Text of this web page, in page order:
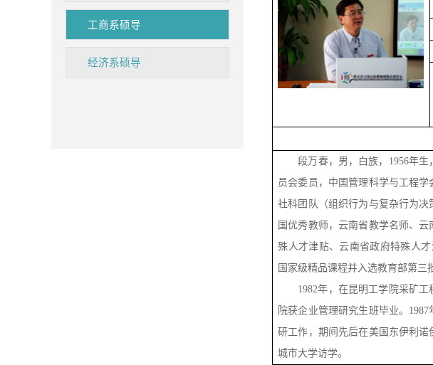
工商系硕导
经济系硕导
段万春，男，白族，1956年
员会委员，中国管理科学与工程
社科团队（组织行为与复杂行为
国优秀教师，云南省教学名师、
殊人才津贴、云南省政府特殊人
国家级精品课程并入选教育部第三
1982年，在昆明工学院采矿
院获企业管理研究生班毕业。
研工作，期间先后在美国东伊利
城市大学访学。